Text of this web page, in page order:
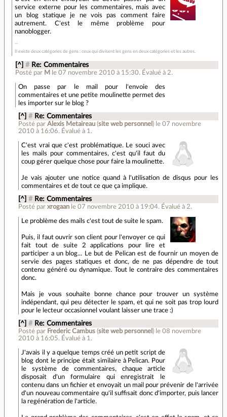
service externe pour les commentaires, mais avec
un blog statique je ne vois pas comment faire
autrement. C'est le même problème pour
nanoblogger.
Il existe deux catégories de gens : ceux qui divisent les gens en deux catégories et les autres.
[^] # Re: Commentaires
Posté par M le 07 novembre 2010 à 15:30.Évalué à 2.
On passe par le mail pour l'envoie des
commentaires et une petite moulinette permet des
les importer sur le blog ?
[^] # Re: Commentaires
Posté parAlexis Metaireau (site web personnel ) le 07 novembre
2010 à 16:06. Évalué à 1 .
C'est vrai que c'est problématique. Le souci avec
les mails pour commentaires, c'est qu'il faut du
coup gérer quelque chose pour faire la moulinette.
Je vais ajouter une notice quand à l'utilisation de disqus pour les
commentaires et de tout ce que ça implique.
[^] # Re: Commentaires
Posté parxrogaan le 07 novembre 2010 à 19:04. Évalué à 2.
Le problème des mails c'est tout de suite le spam.
Puis, il faut ouvrir son client pour l'envoyer ce qui
fait tout de suite 2 applications pour lire et
participer a un blog... Le but de Pelican est de fournir un moyen de
servie des pages statiques et donc, de ne pas dépendre de tout
contenu généré ou dynamique. Tout le contraire des commentaires
donc.
Mais je vous souhaite bonne chance pour trouver un système
indépendant, qui peu détecter le spam, et qui ne soit pas trop lourd
pour le lecteur occasionnel voulant laisser une trace :)
[^] # Re: Commentaires
Posté par Frederic Cambus (site web personnel ) le 08 novembre
2010 à 16:05. Évalué à 1 .
J'avais il y a quelque temps créé un petit script de
blog dont le principe était similaire à Pelican. Pour
le système de commentaires, chaque article
disposait d'un formulaire qui enregistrait le
contenu dans un fichier et envoyait un mail pour prévenir de l'arrivée
d'un nouveau commentaire qu'il suffisait donc d'importer, puis lancer
la regénération de l'article.